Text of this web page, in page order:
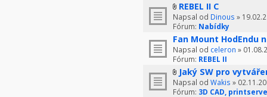
REBEL II C
Napsal od Dinous »
Fórum: Nabídky
Fan Mount HodEndu
Napsal od celeron »
Fórum: REBEL II
Jaký SW pro
Napsal od Wakis »
Fórum: 3D CAD,